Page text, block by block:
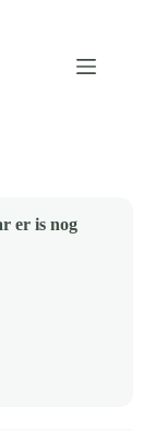
er is nog